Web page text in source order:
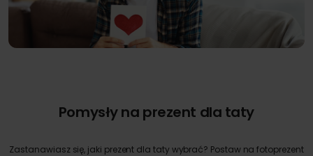
Pomysły na prezent dla taty
Zastanawiasz się, jaki prezent dla taty wybrać? Postaw na fotoprezent